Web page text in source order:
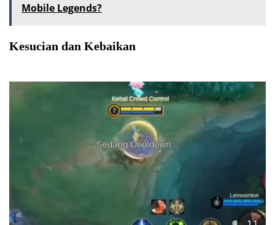
Mobile Legends?
Kesucian dan Kebaikan